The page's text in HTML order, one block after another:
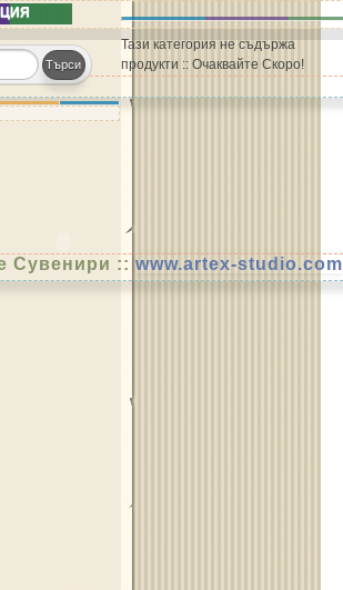
Тази категория не съдържа
продукти :: Очаквайте Скоро!
Сувенири :: www.artex-studio.com